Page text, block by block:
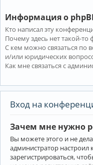
Информация о
Кто написал эту
Почему здесь нет такой-то
С кем можно связаться по
и/или юридических
Как мне связаться с
Вход на
Зачем мне нужно
Вы можете этого и не
администратор
зарегистрироваться,